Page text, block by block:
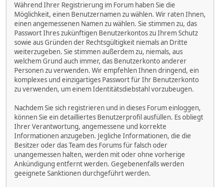
Während Ihrer Registrierung im Forum haben Sie die
Möglichkeit, einen Benutzernamen zu wählen. Wir raten Ihnen,
einen angemessenen Namen zu wählen. Sie stimmen zu, das
Passwort Ihres zukünftigen Benutzerkontos zu Ihrem Schutz
sowie aus Gründen der Rechtsgültigkeit niemals an Dritte
weiterzugeben. Sie stimmen außerdem zu, niemals, aus
welchem Grund auch immer, das Benutzerkonto anderer
Personen zu verwenden. Wir empfehlen Ihnen dringend, ein
komplexes und einzigartiges Passwort für Ihr Benutzerkonto
zu verwenden, um einem Identitätsdiebstahl vorzubeugen.
Nachdem Sie sich registrieren und in dieses Forum einloggen,
können Sie ein detailliertes Benutzerprofil ausfüllen. Es obliegt
Ihrer Verantwortung, angemessene und korrekte
Informationen anzugeben. Jegliche Informationen, die die
Besitzer oder das Team des Forums für falsch oder
unangemessen halten, werden mit oder ohne vorherige
Ankündigung entfernt werden. Gegebenenfalls werden
geeignete Sanktionen durchgeführt werden.